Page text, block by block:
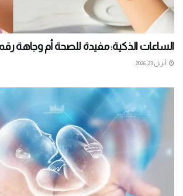
الساعات الذكية: مفيدة للصحة أم وجاهة
أبريل 23, 2026